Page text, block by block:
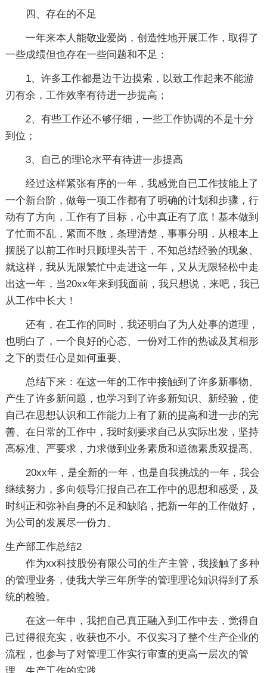
四、存在的不足
一年来本人能敬业爱岗，创造性地开展工作，取得了
一些成绩但也存在一些问题和不足：
1、许多工作都是边干边摸索，以致工作起来不能游
刃有余，工作效率有待进一步提高；
2、有些工作还不够仔细，一些工作协调的不是十分
到位；
3、自己的理论水平有待进一步提高
经过这样紧张有序的一年，我感觉自已工作技能上了
一个新台阶，做每一项工作都有了明确的计划和步骤，行
动有了方向，工作有了目标，心中真正有了底！基本做到
了忙而不乱，紧而不散，条理清楚，事事分明，从根本上
摆脱了以前工作时只顾埋头苦干，不知总结经验的现象、
就这样，我从无限繁忙中走进这一年，又从无限轻松中走
出这一年，当20xx年来到我面前，我只想说，来吧，我已
从工作中长大！
还有，在工作的同时，我还明白了为人处事的道理，
也明白了，一个良好的心态、一份对工作的热诚及其相形
之下的责任心是如何重要、
总结下来：在这一年的工作中接触到了许多新事物、
产生了许多新问题，也学习到了许多新知识、新经验，使
自己在思想认识和工作能力上有了新的提高和进一步的完
善、在日常的工作中，我时刻要求自己从实际出发，坚持
高标准、严要求，力求做到业务素质和道德素质双提高、
20xx年，是全新的一年，也是自我挑战的一年，我会
继续努力，多向领导汇报自己在工作中的思想和感受，及
时纠正和弥补自身的不足和缺陷，把新一年的工作做好，
为公司的发展尽一份力、
生产部工作总结2
作为xx科技股份有限公司的生产主管，我接触了多种
的管理业务，使我大学三年所学的管理理论知识得到了系
统的检验。
在这一年中，我把自己真正融入到工作中去，觉得自
己过得很充实，收获也不小。不仅实习了整个生产企业的
流程，也参与了对管理工作实行审查的更高一层次的管